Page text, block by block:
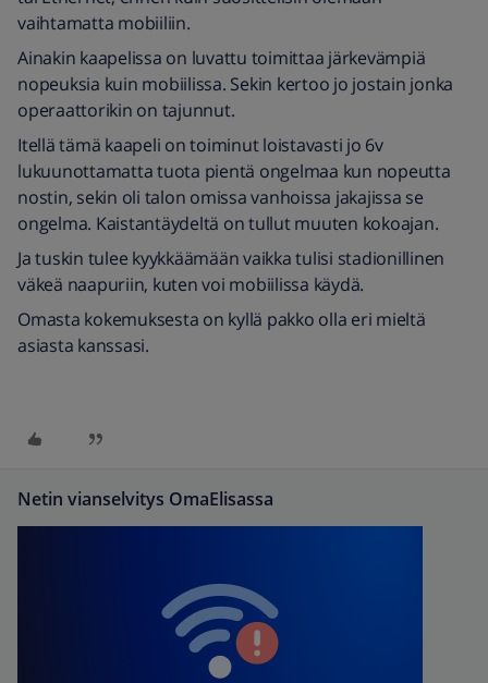
vaihtamatta mobiiliin.
Ainakin kaapelissa on luvattu toimittaa järkevämpiä
nopeuksia kuin mobiilissa. Sekin kertoo jo jostain jonka
operaattorikin on tajunnut.
Itellä tämä kaapeli on toiminut loistavasti jo 6v
lukuunottamatta tuota pientä ongelmaa kun nopeutta
nostin, sekin oli talon omissa vanhoissa jakajissa se
ongelma. Kaistantäydeltä on tullut muuten kokoajan.
Ja tuskin tulee kyykkäämään vaikka tulisi stadionillinen
väkeä naapuriin, kuten voi mobiilissa käydä.
Omasta kokemuksesta on kyllä pakko olla eri mieltä
asiasta kanssasi.
Netin vianselvitys OmaElisassa